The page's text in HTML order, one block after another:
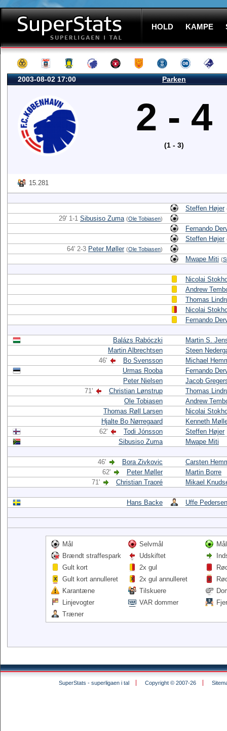
HOLD KAMPE
2003-08-02 17:00 Parken
2 - 4
(1 - 3)
15.281
Steffen Højer
29' 1-1 Sibusiso Zuma (Ole Tobiasen)
Fernando
Steffen Højer
64' 2-3 Peter Møller (Ole Tobiasen)
Mwape Miti (
Nicolai
Andrew
Thomas
Nicolai
Fernando
Balázs Rabóczki
Martin S.
Martin Albrechtsen
Steen
46'
Bo Svensson
Michael
Urmas Rooba
Fernando
Peter Nielsen
Jacob
71'
Christian Lønstrup
Thomas
Ole Tobiasen
Andrew
Thomas Røll Larsen
Nicolai
Hjalte Bo Nørregaard
Kenneth
62'
Todi Jónsson
Steffen Højer
Sibusiso Zuma
Mwape Miti
46' Bora Zivkovic
Carsten
62'
Peter Møller
Martin Borre
71'
Christian Traoré Mikael
Hans Backe Uffe Pedersen
Mål Selvmål
Brændt straffespark
Udskiftet
Gult kort
2x gul
Gult kort annulleret
2x gul annulleret
Karantæne
Tilskuere
Linjevogter
VAR dommer
Træner
SuperStats - superligaen i tal Copyright © 2007-26